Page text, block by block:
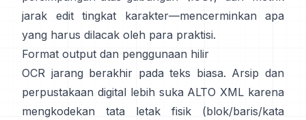
jarak edit tingkat karakter—mencerminkan apa
yang harus dilacak oleh para praktisi.
Format output dan penggunaan hilir
OCR jarang berakhir pada teks biasa. Arsip dan
perpustakaan digital lebih suka ALTO XML karena
mengkodekan tata letak fisik (blok/baris/kata